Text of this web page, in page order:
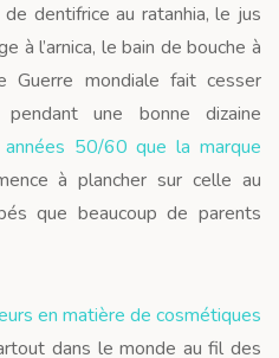
dentifrice au ratanhia, le jus
à l’arnica, le bain de bouche à
Guerre mondiale fait cesser
une bonne dizaine
années 50/60 que la marque
à plancher sur celle au
que beaucoup de parents
en matière de cosmétiques
dans le monde au fil des